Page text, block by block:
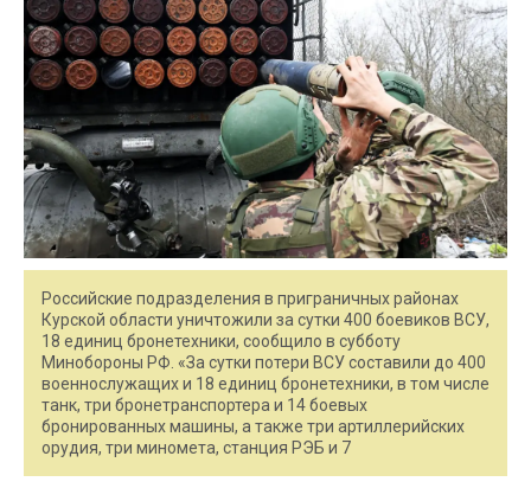
Российские подразделения в приграничных районах
Курской области уничтожили за сутки 400 боевиков ВСУ,
18 единиц бронетехники, сообщило в субботу
Минобороны РФ. «За сутки потери ВСУ составили до 400
военнослужащих и 18 единиц бронетехники, в том числе
танк, три бронетранспортера и 14 боевых
бронированных машины, а также три артиллерийских
орудия, три миномета, станция РЭБ и 7